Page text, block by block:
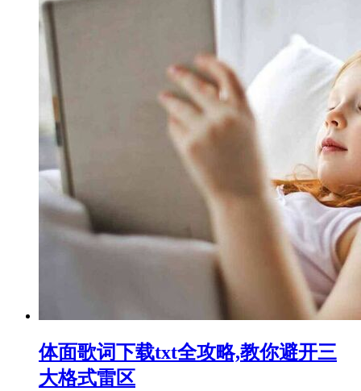
体面歌词下载txt全攻略,教你避开三
大格式雷区